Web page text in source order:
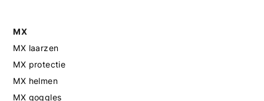
MX
MX laarzen
MX protectie
MX helmen
MX goggles